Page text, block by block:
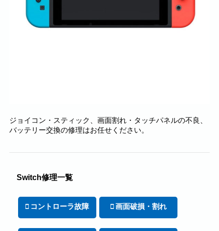
ジョイコン・スティック、画面割れ・タッチパネルの不良、
バッテリー交換の修理はお任せください。
Switch修理一覧
コントローラ故障 画面破損・割れ